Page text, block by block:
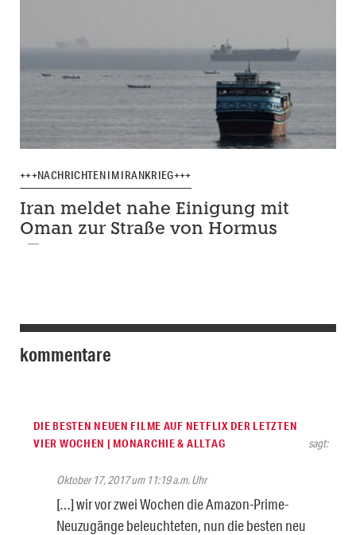
+++NACHRICHTEN IM IRANKRIEG+++
Iran meldet nahe Einigung mit
Oman zur Straße von Hormus
kommentare
DIE BESTEN NEUEN FILME AUF NETFLIX DER LETZTEN
VIER WOCHEN | MONARCHIE & ALLTAG
sagt:
Oktober 17, 2017 um 11:19 a.m. Uhr
[…] wir vor zwei Wochen die Amazon-Prime-
Neuzugänge beleuchteten, nun die besten neu